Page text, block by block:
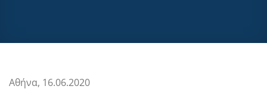
Αθήνα, 16.06.2020